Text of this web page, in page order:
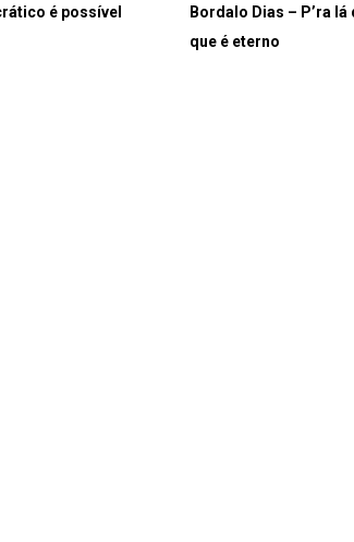
é possível
Bordalo Dias – P’ra lá
que é eterno